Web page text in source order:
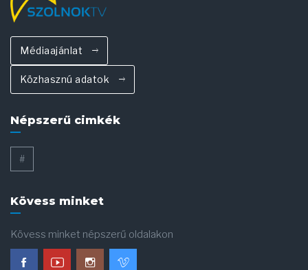
Médiaajánlat
Közhasznú adatok
Népszerű cimkék
#
Kövess minket
Kövess minket népszerű oldalakon